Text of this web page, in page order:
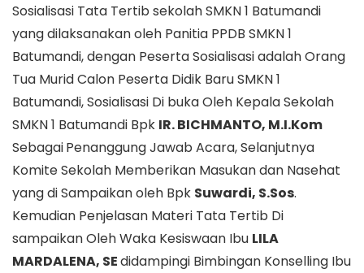
Sosialisasi Tata Tertib sekolah SMKN 1 Batumandi
yang dilaksanakan oleh Panitia PPDB SMKN 1
Batumandi, dengan Peserta Sosialisasi adalah Orang
Tua Murid Calon Peserta Didik Baru SMKN 1
Batumandi, Sosialisasi Di buka Oleh Kepala Sekolah
SMKN 1 Batumandi Bpk IR. BICHMANTO, M.I.Kom
SebagaiPenanggung Jawab Acara, Selanjutnya
Komite Sekolah Memberikan Masukan dan Nasehat
yang di Sampaikan oleh Bpk Suwardi, S.Sos.
Kemudian Penjelasan Materi Tata Tertib Di
sampaikan Oleh Waka Kesiswaan Ibu LILA
MARDALENA, SEdidampingi Bimbingan Konselling Ibu